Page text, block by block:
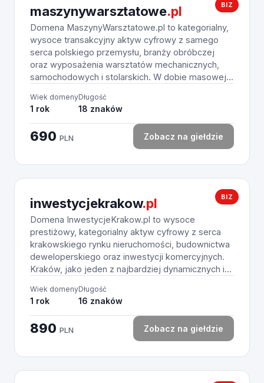
BIZ
maszynywarsztatowe.pl
Domena MaszynyWarsztatowe.pl to kategorialny,
wysoce transakcyjny aktyw cyfrowy z samego
serca polskiego przemysłu, branży obróbczej
oraz wyposażenia warsztatów mechanicznych,
samochodowych i stolarskich. W dobie masowej...
Wiek domeny
1 rok
Długość
18 znaków
690 PLN Zobacz na giełdzie
BIZ
inwestycjekrakow.pl
Domena InwestycjeKrakow.pl to wysoce
prestiżowy, kategorialny aktyw cyfrowy z serca
krakowskiego rynku nieruchomości, budownictwa
deweloperskiego oraz inwestycji komercyjnych.
Kraków, jako jeden z najbardziej dynamicznych i...
Wiek domeny
1 rok
Długość
16 znaków
890 PLN Zobacz na giełdzie